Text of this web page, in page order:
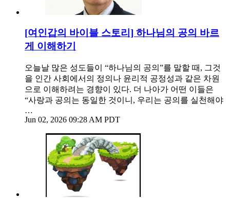
[여인갑의 바이블 스토리] 하나님의 공의 바르
게 이해하기
오늘날 많은 성도들이 “하나님의 공의”를 말할 때, 그것
을 인간 사회에서의 정의나 윤리적 공정성과 같은 차원
으로 이해하려는 경향이 있다. 더 나아가 어떤 이들은
“사랑과 공의는 동일한 것이니, 우리는 공의를 실천해야
…
Jun 02, 2026 09:28 AM PDT